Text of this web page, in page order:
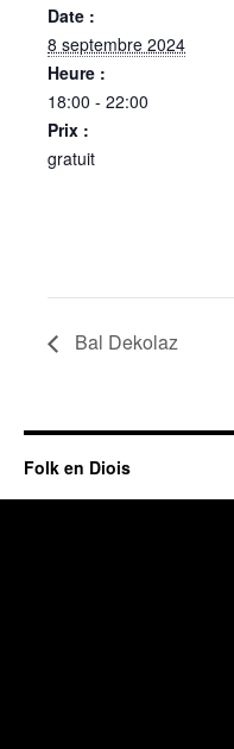
Date :
8 septembre 2024
Heure :
18:00 - 22:00
Prix :
gratuit
Bal Dekolaz
Folk en Diois